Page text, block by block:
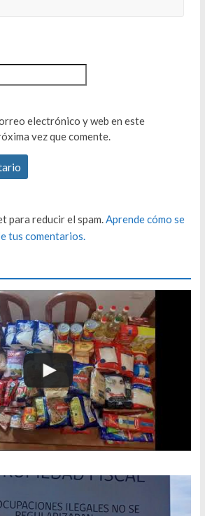
electrónico y web en este
vez que comente.
para reducir el spam.Aprende cómo se
tus comentarios.